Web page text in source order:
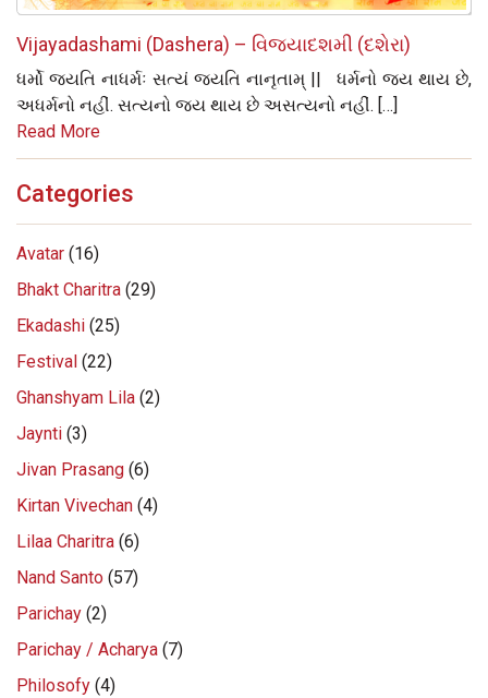
Vijayadashami (Dashera) – વિજયાદશમી (દશેરા)
ધર્મો જયતિ નાધર્મઃ સત્યં જયતિ નાનૃતામ્ || ધર્મનો જય થાય છે,
અધર્મનો નહીં. સત્યનો જય થાય છે અસત્યનો નહીં. […]
Read More
Categories
Avatar (16)
Bhakt Charitra (29)
Ekadashi (25)
Festival (22)
Ghanshyam Lila (2)
Jaynti (3)
Jivan Prasang (6)
Kirtan Vivechan (4)
Lilaa Charitra (6)
Nand Santo (57)
Parichay (2)
Parichay / Acharya (7)
Philosofy (4)